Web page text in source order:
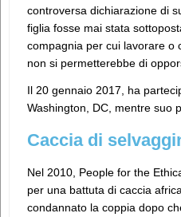
controversa dichiarazione di
figlia fosse mai stata
compagnia per cui lavorare o
non si permetterebbe di
Il 20 gennaio 2017, ha
Washington, DC, mentre suo
Caccia di
Nel 2010, People for the
per una battuta di caccia
condannato la coppia dopo